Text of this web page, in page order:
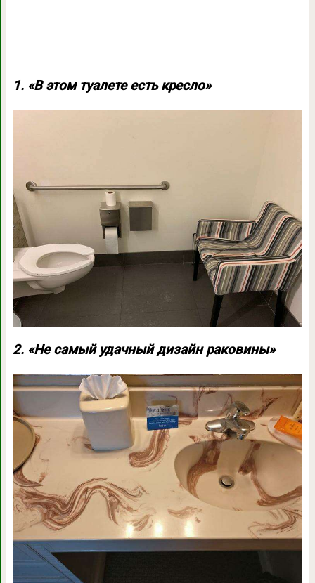
1. «В этом туалете есть кресло»
2. «Не самый удачный дизайн раковины»